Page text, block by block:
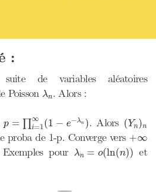
:
de variables aléatoires
Poisson λn
λ . Alors :
p = ∏∞
i=1(1 − e−λn )
∏i=1 ∞( −λ n . Alors (Yn)n
(Yn)
proba de 1-p. Converge vers +∞
+ ∞
pour λn = o(ln(n))
λ ln n ) et
lim